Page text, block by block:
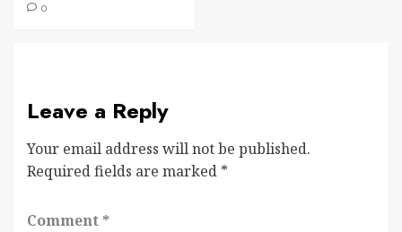
0
Leave a Reply
Your email address will not be published.
Required fields are marked *
Comment *